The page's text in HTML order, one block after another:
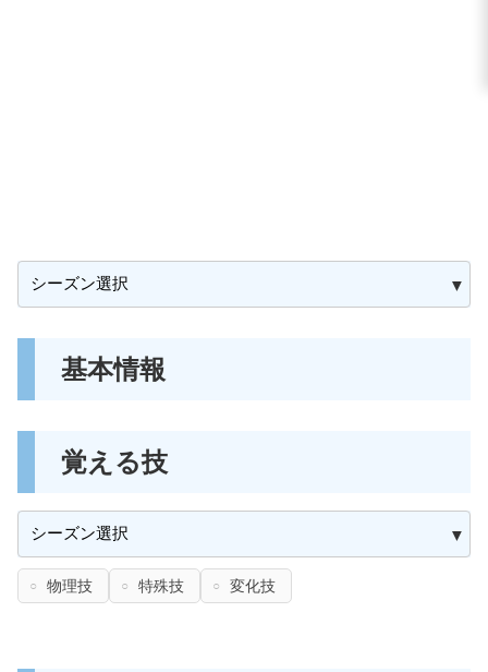
基本情報
覚える技
物理技 特殊技 変化技